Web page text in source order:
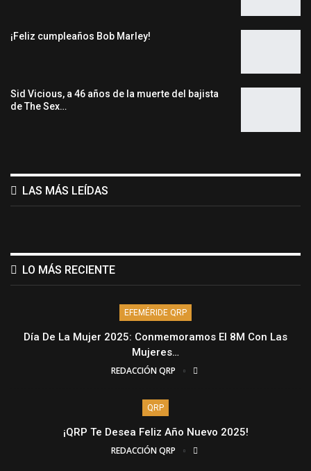
¡Feliz cumpleaños Bob Marley!
Sid Vicious, a 46 años de la muerte del bajista
de The Sex…
LAS MÁS LEÍDAS
LO MÁS RECIENTE
EFEMÉRIDE QRP
Día De La Mujer 2025: Conmemoramos El 8M Con Las
Mujeres…
REDACCIÓN QRP
QRP
¡QRP Te Desea Feliz Año Nuevo 2025!
REDACCIÓN QRP